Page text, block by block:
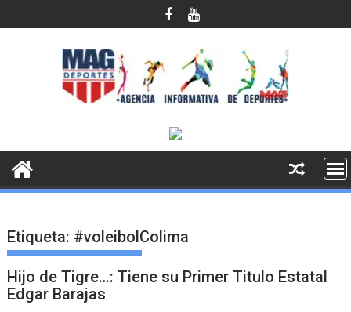
al
Etiqueta: #voleibolColima
Hijo de Tigre…: Tiene su Primer Titulo Estatal
Edgar Barajas